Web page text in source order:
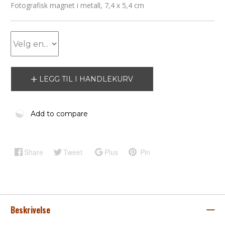
Fotografisk magnet i metall, 7,4 x 5,4 cm
LEGG TIL I HANDLEKURV
Add to compare
Share Tweet Plus Pin
Beskrivelse